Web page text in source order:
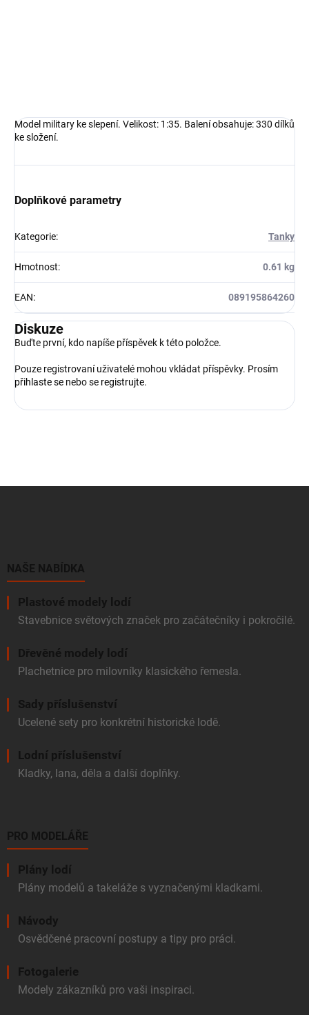
Model military ke slepení. Velikost: 1:35. Balení obsahuje: 330 dílků
ke složení.
Doplňkové parametry
Kategorie: Tanky
Hmotnost: 0.61 kg
EAN: 089195864260
Diskuze
Buďte první, kdo napíše příspěvek k této položce.
Pouze registrovaní uživatelé mohou vkládat příspěvky. Prosím
přihlaste se nebo se registrujte.
NAŠE NABÍDKA
Plastové modely lodí
Stavebnice světových značek pro začátečníky i pokročilé.
Dřevěné modely lodí
Plachetnice pro milovníky klasického řemesla.
Sady příslušenství
Ucelené sety pro konkrétní historické lodě.
Lodní příslušenství
Kladky, lana, děla a další doplňky.
PRO MODELÁŘE
Plány lodí
Plány modelů a takeláže s vyznačenými kladkami.
Návody
Osvědčené pracovní postupy a tipy pro práci.
Fotogalerie
Modely zákazníků pro vaši inspiraci.